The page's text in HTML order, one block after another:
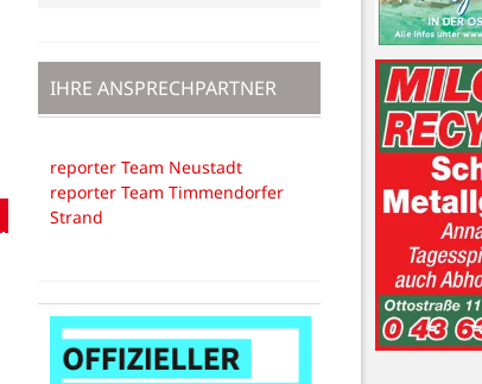
IHRE ANSPRECHPARTNER
reporter Team Neustadt
reporter Team Timmendorfer
Strand